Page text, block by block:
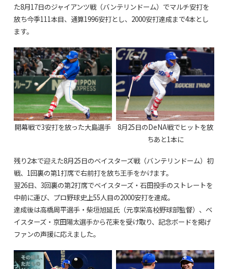
た8月17日のジャイアンツ戦（バンテリンドーム）でマルチ安打を
放ち今季111本目、通算1996安打とし、2000安打達成まで4本とし
ます。
開幕戦で3安打を放った大島選手
8月25日のDeNA戦でヒットを放
ちあと1本に
残り2本で迎えた8月25日のベイスターズ戦（バンテリンドーム）初
戦、1回裏の第1打席で右前打を放ち王手をかけます。
翌26日、3回裏の第2打席でベイスターズ・石田投手のストレートを
中前に運び、プロ野球史上55人目の2000安打を達成。
達成後は高橋周平選手・柴垣旭延氏（元享栄高校野球部監督）、ベ
イスターズ・京田陽太選手から花束を受け取り、記念ボードを掲げ
ファンの声援に応えました。